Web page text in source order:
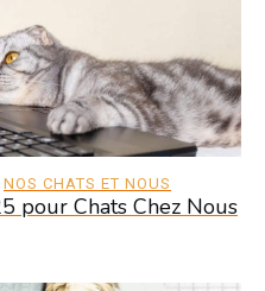
NOS CHATS ET NOUS
pour Chats Chez Nous